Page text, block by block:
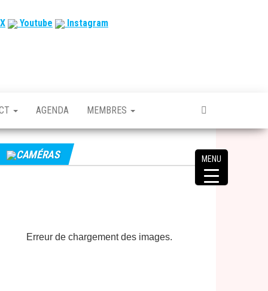
Youtube Instagram
AGENDA MEMBRES
CAMÉRAS
Erreur de chargement des images.
MENU